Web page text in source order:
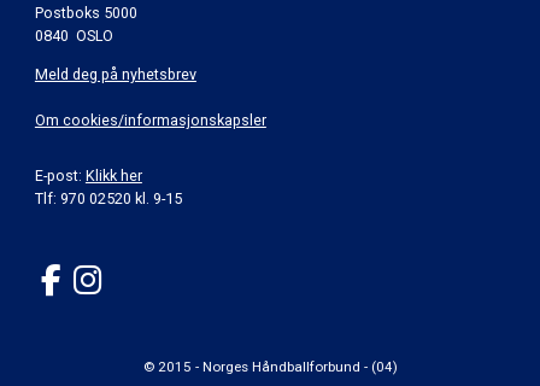
Postboks 5000
0840 OSLO
Meld deg på nyhetsbrev
Om cookies/informasjonskapsler
E-post: Klikk her
Tlf: 970 02520 kl. 9-15
© 2015 - Norges Håndballforbund - (04)